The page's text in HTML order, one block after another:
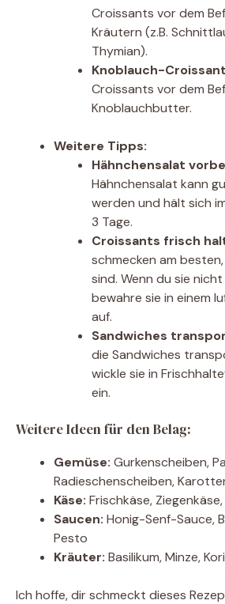
Croissants vor dem
Kräutern (z.B.
Thymian).
Knoblauch-
Croissants vor dem
Knoblauchbutter.
Weitere Tipps:
Hähnchensalat
Hähnchensalat kann
werden und hält sich
3 Tage.
Croissants frisch
schmecken am
sind. Wenn du sie
bewahre sie in einem
auf.
Sandwiches
die Sandwiches
wickle sie in
ein.
Weitere Ideen für den Belag:
Gemüse: Gurkenscheiben,
Radieschenscheiben,
Käse: Frischkäse,
Saucen: Honig-Senf-Sauce,
Pesto
Kräuter: Basilikum, Minze,
Ich hoffe, dir schmeckt dieses